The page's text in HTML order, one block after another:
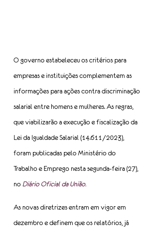
O governo estabeleceu os critérios para
empresas e instituições complementem as
informações para ações contra discriminação
salarial entre homens e mulheres. As regras,
que viabilizarão a execução e fiscalização da
Lei da Igualdade Salarial (14.611/2023),
foram publicadas pelo Ministério do
Trabalho e Emprego nesta segunda-feira (27),
no Diário Oficial da União.
As novas diretrizes entram em vigor em
dezembro e definem que os relatórios, já